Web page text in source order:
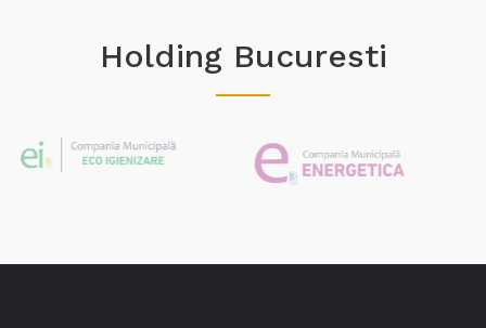
Holding Bucuresti